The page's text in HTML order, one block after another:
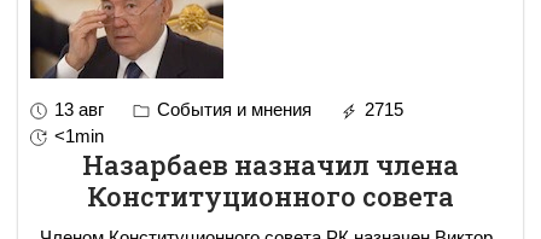
13 авг События и мнения
2715
<1min
Назарбаев назначил члена
Конституционного совета